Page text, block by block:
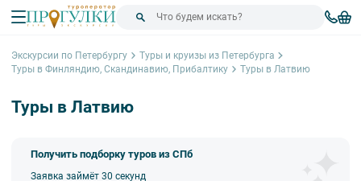
Экскурсии по Петербургу
Туры и круизы из Петербурга
Туры в Финляндию, Скандинавию, Прибалтику
Туры в Латвию
Туры в Латвию
Получить подборку туров из СПб
Заявка займёт 30 секунд